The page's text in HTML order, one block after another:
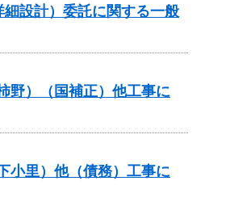
設計）委託に関する一般
野）（国補正）他工事に
小里）他（債務）工事に